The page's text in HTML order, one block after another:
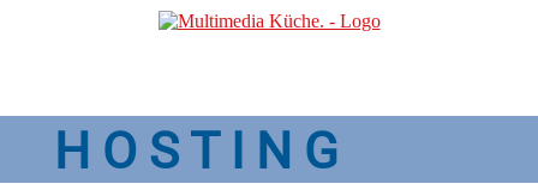
H O S T I N G